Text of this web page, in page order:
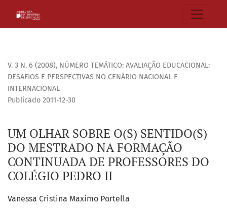
V. 3 N. 6 (2008), NÚMERO TEMÁTICO: AVALIAÇÃO EDUCACIONAL:
DESAFIOS E PERSPECTIVAS NO CENÁRIO NACIONAL E
INTERNACIONAL
UM OLHAR SOBRE O(S) SENTIDO(S)
DO MESTRADO NA FORMAÇÃO
CONTINUADA DE PROFESSORES DO
COLÉGIO PEDRO II
Publicado 2011-12-30
Vanessa Cristina Maximo Portella